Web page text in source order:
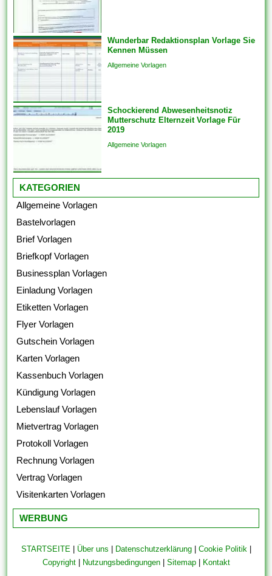
Wunderbar Redaktionsplan Vorlage Sie
Kennen Müssen
Allgemeine Vorlagen
Schockierend Abwesenheitsnotiz
Mutterschutz Elternzeit Vorlage Für
2019
Allgemeine Vorlagen
KATEGORIEN
Allgemeine Vorlagen
Bastelvorlagen
Brief Vorlagen
Briefkopf Vorlagen
Businessplan Vorlagen
Einladung Vorlagen
Etiketten Vorlagen
Flyer Vorlagen
Gutschein Vorlagen
Karten Vorlagen
Kassenbuch Vorlagen
Kündigung Vorlagen
Lebenslauf Vorlagen
Mietvertrag Vorlagen
Protokoll Vorlagen
Rechnung Vorlagen
Vertrag Vorlagen
Visitenkarten Vorlagen
WERBUNG
STARTSEITE| Über uns Datenschutzerklärung| Cookie Politik|
Copyright| Nutzungsbedingungen| Sitemap| Kontakt